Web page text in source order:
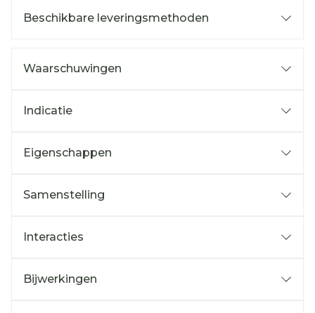
Beschikbare leveringsmethoden
Waarschuwingen
Indicatie
Eigenschappen
Samenstelling
Interacties
Bijwerkingen